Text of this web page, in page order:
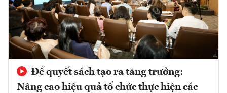
Để quyết sách tạo ra tăng trưởng:
Nâng cao hiệu quả tổ chức thực hiện các